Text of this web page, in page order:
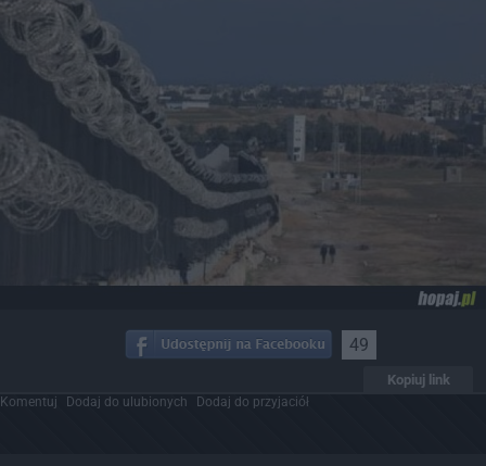
49
Kopiuj link
Komentuj Dodaj do ulubionych Dodaj do przyjaciół